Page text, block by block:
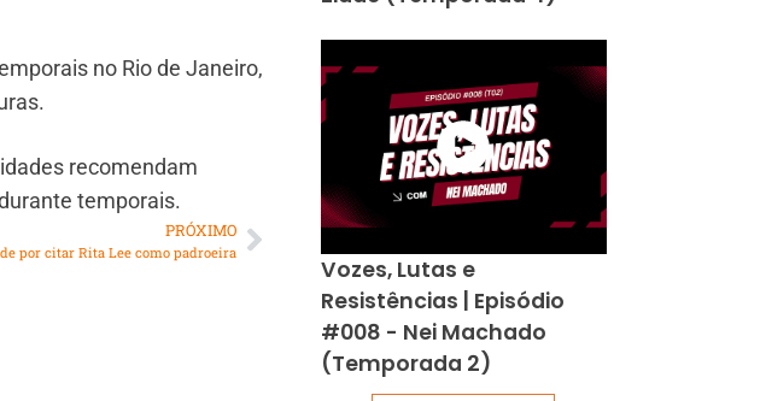
no Rio de Janeiro,
recomendam
temporais.
PRÓXIMO
por citar Rita Lee como padroeira
Vozes, Lutas e
Resistências | Episódio
#008 - Nei Machado
(Temporada 2)